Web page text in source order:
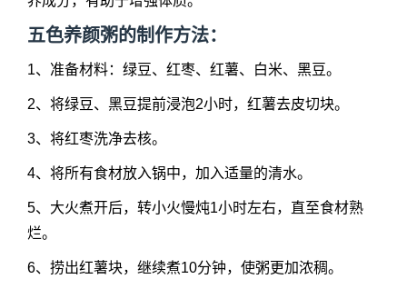
五色养颜粥的制作方法：
1、准备材料：绿豆、红枣、红薯、白米、黑豆。
2、将绿豆、黑豆提前浸泡2小时，红薯去皮切块。
3、将红枣洗净去核。
4、将所有食材放入锅中，加入适量的清水。
5、大火煮开后，转小火慢炖1小时左右，直至食材熟
烂。
6、捞出红薯块，继续煮10分钟，使粥更加浓稠。